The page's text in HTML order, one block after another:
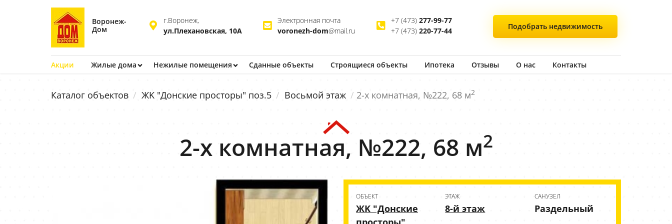
Воронеж-
Дом
Подобрать недвижимость
г.Воронеж,
ул.Плехановская, 10А
Электронная почта
voronezh-dom@mail.ru
+7 (473) 277-99-77
+7 (473) 220-77-44
Акции Жилые дома Нежилые помещения Сданные объекты Строящиеся объекты Ипотека Отзывы О нас Контакты
Каталог объектов ЖK "Донские просторы" поз.5 Восьмой этаж 2-х комнатная, №222, 68 м2
2-х комнатная, №222, 68 м2
ОБЪЕКТ
ЖK "Донские
ЭТАЖ
8-й этаж
CАНУЗЕЛ
Раздельный